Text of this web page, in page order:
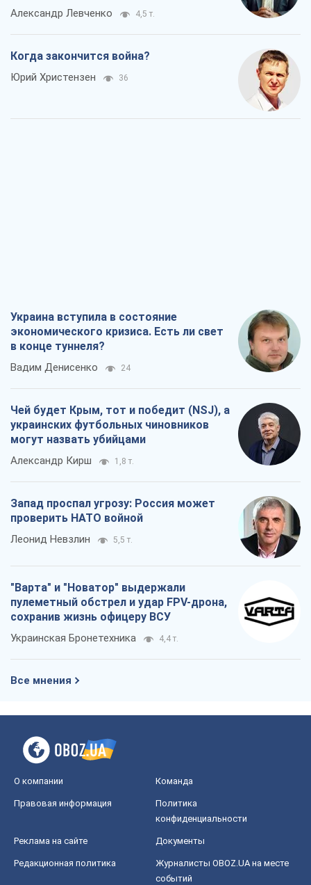
Александр Левченко 4,5 т.
Когда закончится война?
Юрий Христензен 36
Украина вступила в состояние
экономического кризиса. Есть ли свет
в конце туннеля?
Вадим Денисенко 24
Чей будет Крым, тот и победит (NSJ), а
украинских футбольных чиновников
могут назвать убийцами
Александр Кирш 1,8 т.
Запад проспал угрозу: Россия может
проверить НАТО войной
Леонид Невзлин 5,5 т.
"Варта" и "Новатор" выдержали
пулеметный обстрел и удар FPV-дрона,
сохранив жизнь офицеру ВСУ
Украинская Бронетехника 4,4 т.
Все мнения
О компании Команда
Правовая информация
Политика
конфиденциальности
Реклама на сайте Документы
Редакционная политика
Журналисты OBOZ.UA на месте
событий